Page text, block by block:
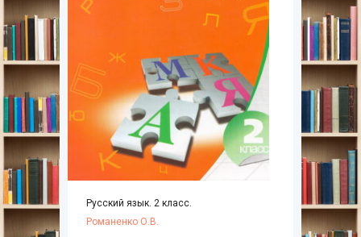
Русский язык. 2 класс.
Романенко О.В.